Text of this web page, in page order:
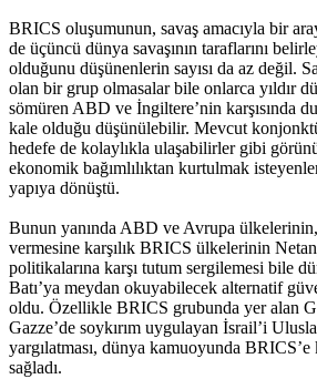
BRICS oluşumunun, savaş amacıyla bir
de üçüncü dünya savaşının taraflarını
olduğunu düşünenlerin sayısı da az değil.
olan bir grup olmasalar bile onlarca yıldır
sömüren ABD ve İngiltere’nin karşısında
kale olduğu düşünülebilir. Mevcut
hedefe de kolaylıkla ulaşabilirler gibi
ekonomik bağımlılıktan kurtulmak
yapıya dönüştü.
Bunun yanında ABD ve Avrupa
vermesine karşılık BRICS ülkelerinin
politikalarına karşı tutum sergilemesi bile
Batı’ya meydan okuyabilecek alternatif
oldu. Özellikle BRICS grubunda yer alan
Gazze’de soykırım uygulayan İsrail’i
yargılatması, dünya kamuoyunda BRICS’e
sağladı.